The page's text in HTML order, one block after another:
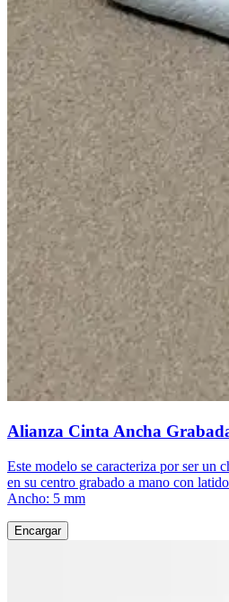
Alianza Cinta Ancha
Este modelo se caracteriza por ser un
en su centro grabado a mano con
Ancho: 5 mm
Encargar